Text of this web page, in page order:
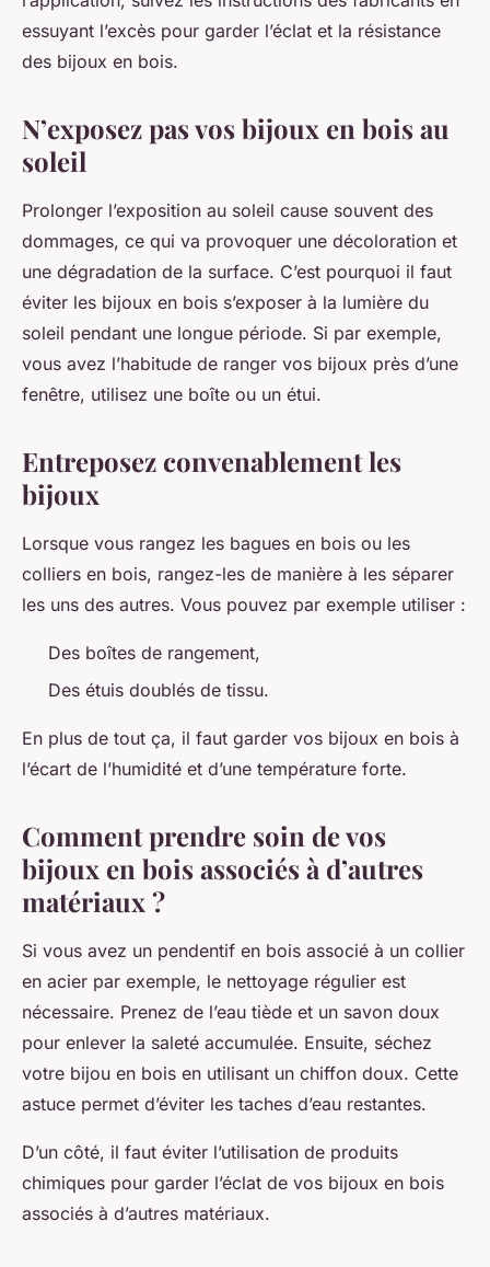
essuyant l’excès pour garder l’éclat et la résistance
des bijoux en bois.
N’exposez pas vos bijoux en bois au
soleil
Prolonger l’exposition au soleil cause souvent des
dommages, ce qui va provoquer une décoloration et
une dégradation de la surface. C’est pourquoi il faut
éviter les bijoux en bois s’exposer à la lumière du
soleil pendant une longue période. Si par exemple,
vous avez l’habitude de ranger vos bijoux près d’une
fenêtre, utilisez une boîte ou un étui.
Entreposez convenablement les
bijoux
Lorsque vous rangez les bagues en bois ou les
colliers en bois, rangez-les de manière à les séparer
les uns des autres. Vous pouvez par exemple utiliser :
Des boîtes de rangement,
Des étuis doublés de tissu.
En plus de tout ça, il faut garder vos bijoux en bois à
l’écart de l’humidité et d’une température forte.
Comment prendre soin de vos
bijoux en bois associés à d’autres
matériaux ?
Si vous avez un pendentif en bois associé à un collier
en acier par exemple, le nettoyage régulier est
nécessaire. Prenez de l’eau tiède et un savon doux
pour enlever la saleté accumulée. Ensuite, séchez
votre bijou en bois en utilisant un chiffon doux. Cette
astuce permet d’éviter les taches d’eau restantes.
D’un côté, il faut éviter l’utilisation de produits
chimiques pour garder l’éclat de vos bijoux en bois
associés à d’autres matériaux.